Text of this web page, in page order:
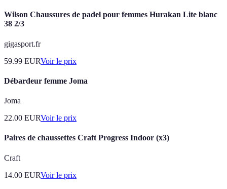
Wilson Chaussures de padel pour femmes Hurakan Lite blanc
38 2/3
gigasport.fr
59.99 EURVoir le prix
Débardeur femme Joma
Joma
22.00 EURVoir le prix
Paires de chaussettes Craft Progress Indoor (x3)
Craft
14.00 EURVoir le prix